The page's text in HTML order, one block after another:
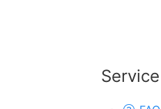
Service